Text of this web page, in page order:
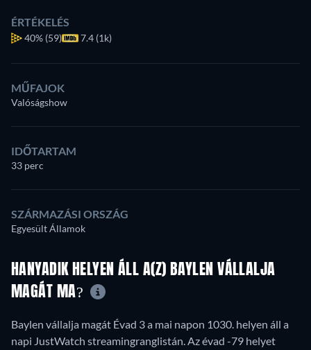
ÉRTÉKELÉS
40% (59) 7.4 (1k)
MŰFAJOK
Valóságshow
IDŐTARTAM
33 perc
SZÁRMAZÁSI ORSZÁG
Egyesült Államok
HANYADIK HELYEN ÁLL A(Z) BAYLEN VÁLLALJA
MAGÁT MA?
Baylen vállalja magát Évad 3 a mai napon 1030. helyen áll a
napi JustWatch streamingranglistán. Az évad -79 helyet